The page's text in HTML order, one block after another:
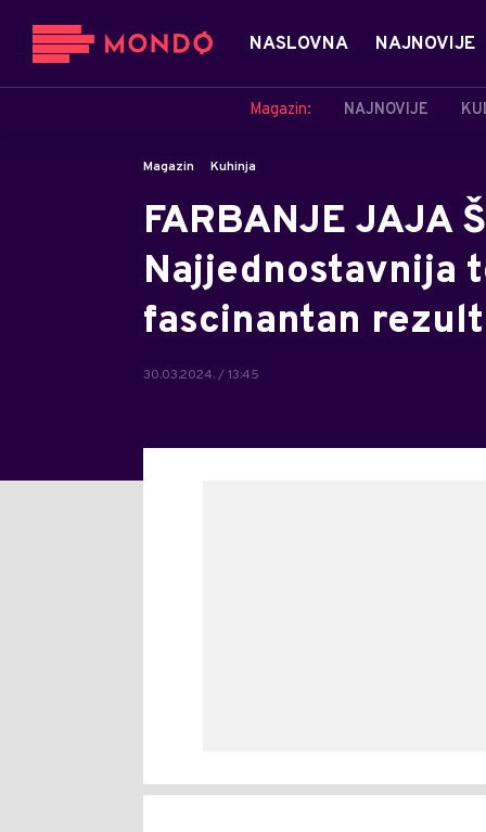
NASLOVNA NAJNOVIJE
Magazin: NAJNOVIJE
Magazin Kuhinja
FARBANJE JAJA
Najjednostavnija
fascinantan
30.03.2024. / 13:45